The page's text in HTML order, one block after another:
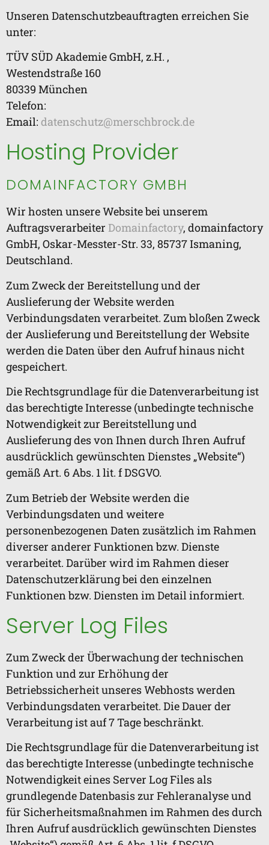
Unseren Datenschutzbeauftragten erreichen Sie
unter:
TÜV SÜD Akademie GmbH, z.H. ,
Westendstraße 160
80339 München
Telefon:
Email: datenschutz@merschbrock.de
Hosting Provider
DOMAINFACTORY GMBH
Wir hosten unsere Website bei unserem
Auftragsverarbeiter Domainfactory, domainfactory
GmbH, Oskar-Messter-Str. 33, 85737 Ismaning,
Deutschland.
Zum Zweck der Bereitstellung und der
Auslieferung der Website werden
Verbindungsdaten verarbeitet. Zum bloßen Zweck
der Auslieferung und Bereitstellung der Website
werden die Daten über den Aufruf hinaus nicht
gespeichert.
Die Rechtsgrundlage für die Datenverarbeitung ist
das berechtigte Interesse (unbedingte technische
Notwendigkeit zur Bereitstellung und
Auslieferung des von Ihnen durch Ihren Aufruf
ausdrücklich gewünschten Dienstes „Website“)
gemäß Art. 6 Abs. 1 lit. f DSGVO.
Zum Betrieb der Website werden die
Verbindungsdaten und weitere
personenbezogenen Daten zusätzlich im Rahmen
diverser anderer Funktionen bzw. Dienste
verarbeitet. Darüber wird im Rahmen dieser
Datenschutzerklärung bei den einzelnen
Funktionen bzw. Diensten im Detail informiert.
Server Log Files
Zum Zweck der Überwachung der technischen
Funktion und zur Erhöhung der
Betriebssicherheit unseres Webhosts werden
Verbindungsdaten verarbeitet. Die Dauer der
Verarbeitung ist auf 7 Tage beschränkt.
Die Rechtsgrundlage für die Datenverarbeitung ist
das berechtigte Interesse (unbedingte technische
Notwendigkeit eines Server Log Files als
grundlegende Datenbasis zur Fehleranalyse und
für Sicherheitsmaßnahmen im Rahmen des durch
Ihren Aufruf ausdrücklich gewünschten Dienstes